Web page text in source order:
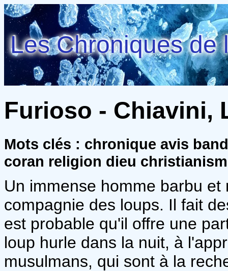
Les Chroniques de
Furioso - Chiavini,
Mots clés : chronique avis
coran religion dieu
Un immense homme barbu
compagnie des loups. Il fait
est probable qu'il offre une
loup hurle dans la nuit, à
musulmans, qui sont à la